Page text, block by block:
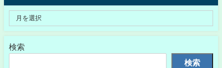
検索
検索